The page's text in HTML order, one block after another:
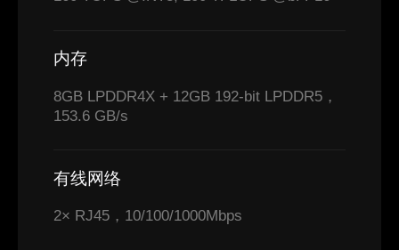
内存
8GB LPDDR4X + 12GB 192-bit LPDDR5，
153.6 GB/s
有线网络
2× RJ45，10/100/1000Mbps